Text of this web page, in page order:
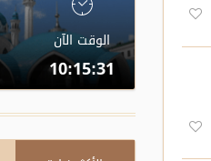
الوقت الآن
10:15:32